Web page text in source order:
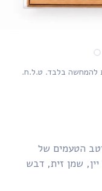
בלבד. ט.ל.ח.
הטעמים של
שמן זית, דבש